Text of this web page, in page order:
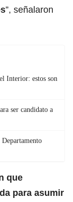
”, señalaron
Interior: estos son
ser candidato a
Departamento
que
para asumir